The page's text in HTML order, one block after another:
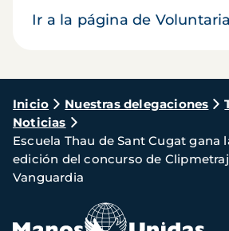
Ir a la página de
Ruta
de
navegación
Inicio Nuestras delegaciones
Noticias
Escuela Thau de Sant Cugat gana
edición del concurso de
Vanguardia